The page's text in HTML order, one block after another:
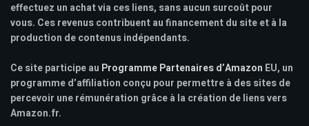
effectuez un achat via ces liens, sans aucun surcoût pour
vous. Ces revenus contribuent au financement du site et à la
production de contenus indépendants.
Ce site participe au Programme Partenaires d’Amazon EU, un
programme d’affiliation conçu pour permettre à des sites de
percevoir une rémunération grâce à la création de liens vers
Amazon.fr.